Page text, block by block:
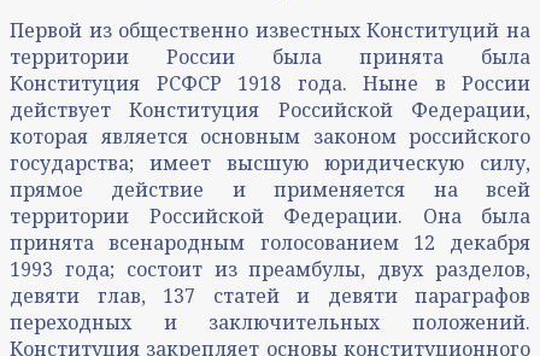
Первой из общественно известных Конституций на
территории России была принята была
Конституция РСФСР 1918 года. Ныне в России
действует Конституция Российской Федерации,
которая является основным законом российского
государства; имеет высшую юридическую силу,
прямое действие и применяется на всей
территории Российской Федерации. Она была
принята всенародным голосованием 12 декабря
1993 года; состоит из преамбулы, двух разделов,
девяти глав, 137 статей и девяти параграфов
переходных и заключительных положений.
Конституция закрепляет основы конституционного